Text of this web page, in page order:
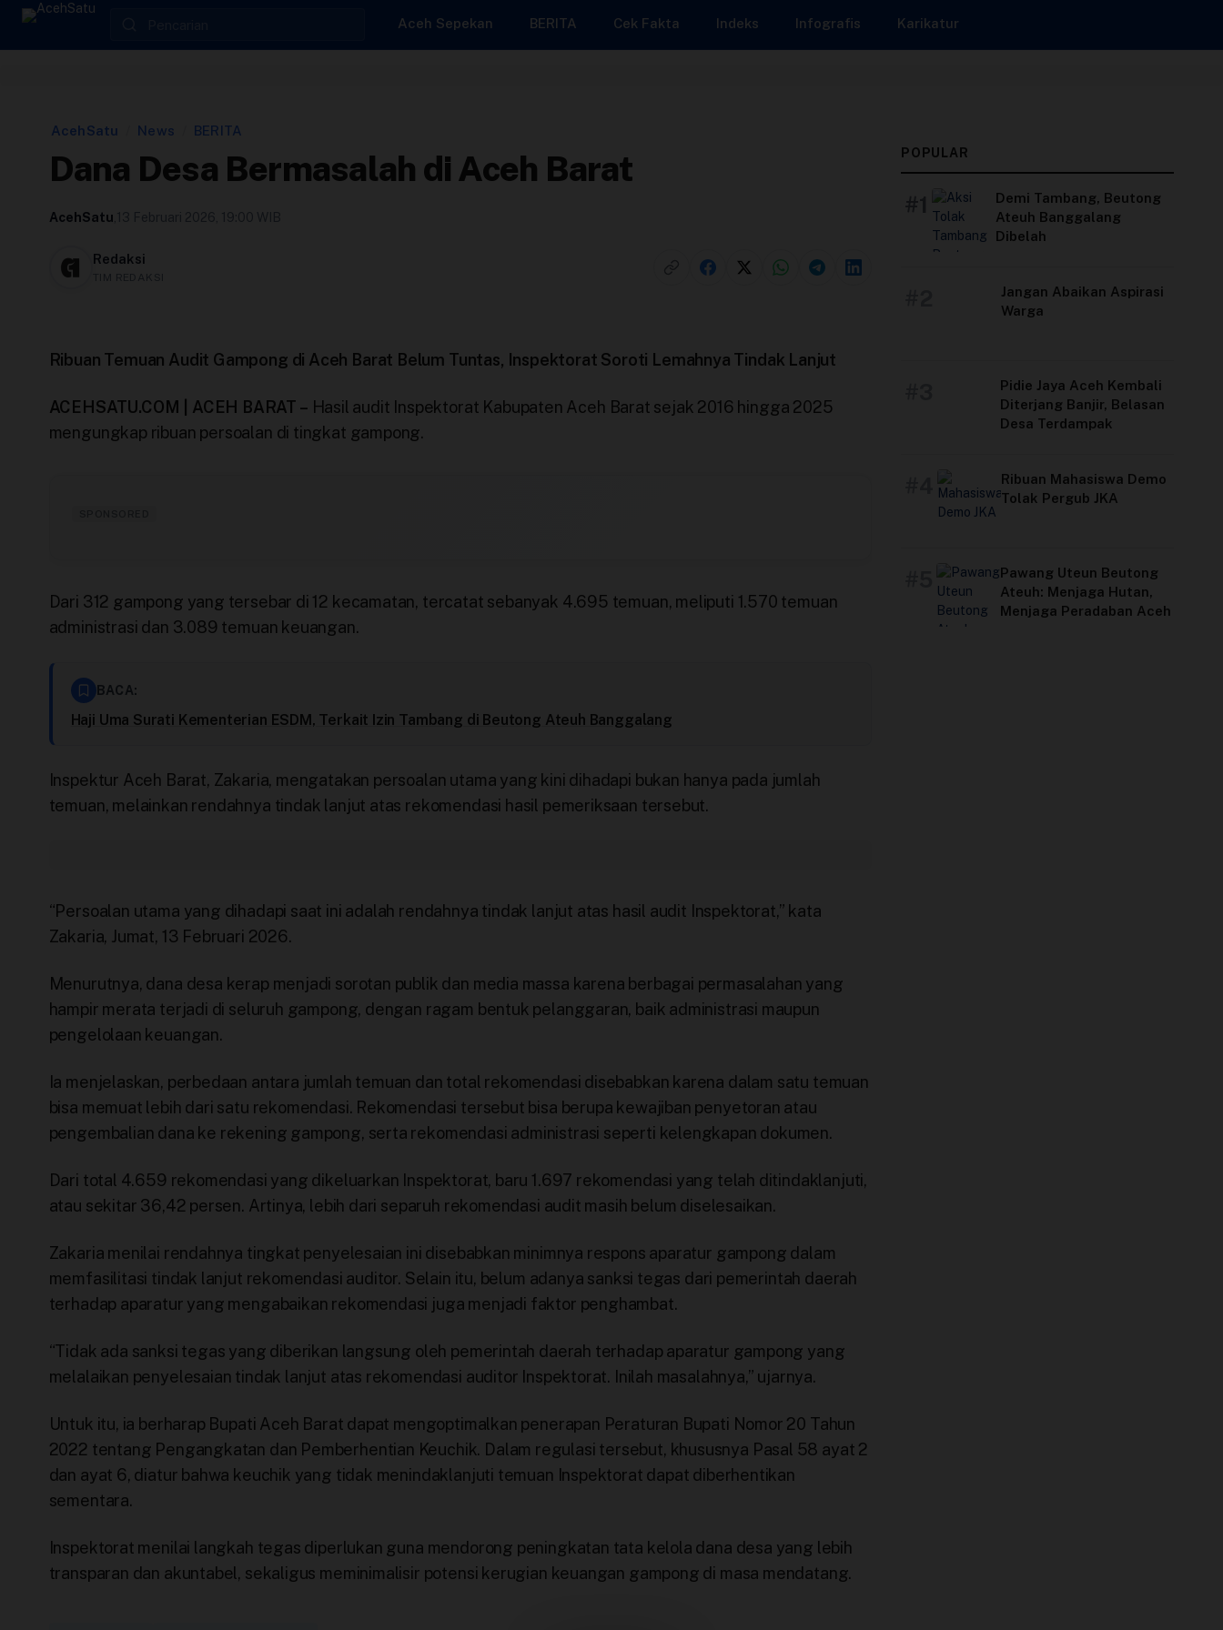
Skip to content
Aceh Sepekan BERITA Cek Fakta Indeks Infografis Karikatur
Kebijakan Cookie
Kebijakan Cookies
Panduan
Perusahaan
Statistik
Surat Masuk
Baca Surat
Tambah Kontributor
Video
AcehSatu News BERITA
Dana Desa Bermasalah di Aceh Barat
AcehSatu
Redaksi
Ribuan Temuan Audit Gampong di Aceh Barat Belum Tuntas, Inspektorat Soroti Lemahnya Tindak Lanjut
ACEHSATU.COM | ACEH BARAT – Hasil audit Inspektorat Kabupaten Aceh Barat sejak 2016 hingga 2025
mengungkap ribuan persoalan di tingkat gampong.
Dari 312 gampong yang tersebar di 12 kecamatan, tercatat sebanyak 4.695 temuan, meliputi 1.570 temuan
administrasi dan 3.089 temuan keuangan.
BACA:
Haji Uma Surati Kementerian ESDM, Terkait Izin Tambang di Beutong Ateuh Banggalang
Inspektur Aceh Barat, Zakaria, mengatakan persoalan utama yang kini dihadapi bukan hanya pada jumlah
temuan, melainkan rendahnya tindak lanjut atas rekomendasi hasil pemeriksaan tersebut.
“Persoalan utama yang dihadapi saat ini adalah rendahnya tindak lanjut atas hasil audit Inspektorat,” kata
Zakaria, Jumat, 13 Februari 2026.
Menurutnya, dana desa kerap menjadi sorotan publik dan media massa karena berbagai permasalahan yang
hampir merata terjadi di seluruh gampong, dengan ragam bentuk pelanggaran, baik administrasi maupun
pengelolaan keuangan.
Ia menjelaskan, perbedaan antara jumlah temuan dan total rekomendasi disebabkan karena dalam satu temuan
bisa memuat lebih dari satu rekomendasi. Rekomendasi tersebut bisa berupa kewajiban penyetoran atau
pengembalian dana ke rekening gampong, serta rekomendasi administrasi seperti kelengkapan dokumen.
Dari total 4.659 rekomendasi yang dikeluarkan Inspektorat, baru 1.697 rekomendasi yang telah ditindaklanjuti,
atau sekitar 36,42 persen. Artinya, lebih dari separuh rekomendasi audit masih belum diselesaikan.
Zakaria menilai rendahnya tingkat penyelesaian ini disebabkan minimnya respons aparatur gampong dalam
memfasilitasi tindak lanjut rekomendasi auditor. Selain itu, belum adanya sanksi tegas dari pemerintah daerah
terhadap aparatur yang mengabaikan rekomendasi juga menjadi faktor penghambat.
“Tidak ada sanksi tegas yang diberikan langsung oleh pemerintah daerah terhadap aparatur gampong yang
melalaikan penyelesaian tindak lanjut atas rekomendasi auditor Inspektorat. Inilah masalahnya,” ujarnya.
Untuk itu, ia berharap Bupati Aceh Barat dapat mengoptimalkan penerapan Peraturan Bupati Nomor 20 Tahun
2022 tentang Pengangkatan dan Pemberhentian Keuchik. Dalam regulasi tersebut, khususnya Pasal 58 ayat 2
dan ayat 6, diatur bahwa keuchik yang tidak menindaklanjuti temuan Inspektorat dapat diberhentikan
sementara.
Inspektorat menilai langkah tegas diperlukan guna mendorong peningkatan tata kelola dana desa yang lebih
transparan dan akuntabel, sekaligus meminimalisir potensi kerugian keuangan gampong di masa mendatang.
POPULAR
Demi Tambang, Beutong
Ateuh Banggalang
Dibelah
Jangan Abaikan Aspirasi
Warga
Pidie Jaya Aceh Kembali
Diterjang Banjir, Belasan
Desa Terdampak
Ribuan Mahasiswa Demo
Tolak Pergub JKA
Pawang Uteun Beutong
Ateuh: Menjaga Hutan,
Menjaga Peradaban Aceh